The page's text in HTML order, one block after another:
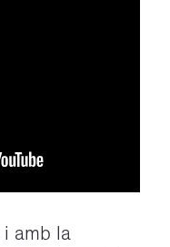
i amb la